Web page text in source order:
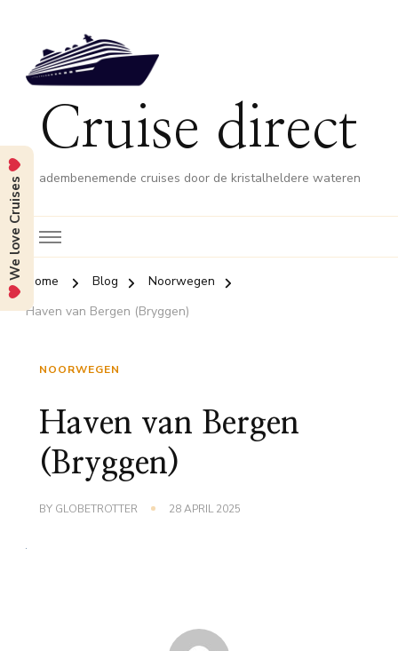
Cruise direct
adembenemende cruises door de kristalheldere wateren
Home Blog
Noorwegen
Haven van Bergen (Bryggen)
NOORWEGEN
Haven van Bergen
(Bryggen)
BY GLOBETROTTER 28 APRIL 2025
We love Cruises